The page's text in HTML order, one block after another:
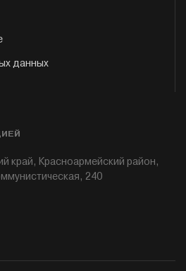
данных
край, Красноармейский район,
240